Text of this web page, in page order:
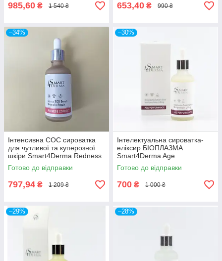
985,60 ₴ 1 540 ₴ 653,40 ₴ 990 ₴
–34%
Інтенсивна СОС сироватка
для чутливої та куперозної
шкіри Smart4Derma Redness
Correct DERMA SOS SERUM
MAGNOLIA REPAIR
Готово до відправки
797,94 ₴ 1 209 ₴
–30%
Інтелектуальна сироватка-
еліксир БІОПЛАЗМА
Smart4Derma Age
Performance BIOPLASMA
SMART ELIXIR
50мл
Готово до відправки
700 ₴ 1 000 ₴
–29% –28%